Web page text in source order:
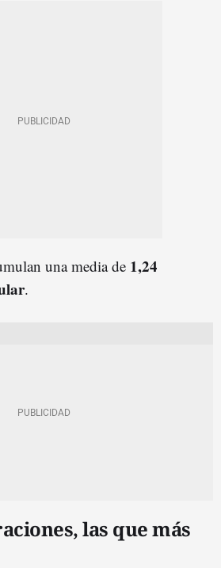
una media de 1,24
.
las que más